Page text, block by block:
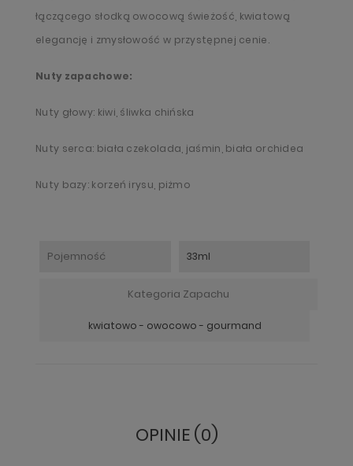
łączącego słodką owocową świeżość, kwiatową
elegancję i zmysłowość w przystępnej cenie.
Nuty zapachowe:
Nuty głowy: kiwi, śliwka chińska
Nuty serca: biała czekolada, jaśmin, biała orchidea
Nuty bazy: korzeń irysu, piżmo
Pojemność 33ml
Kategoria Zapachu
kwiatowo - owocowo - gourmand
OPINIE (0)